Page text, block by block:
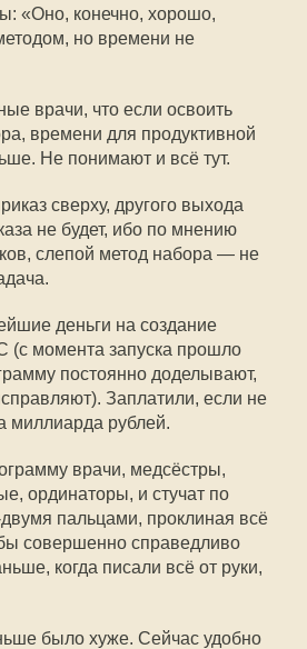
«Оно, конечно, хорошо,
но времени не
врачи, что если освоить
времени для продуктивной
Не понимают и всё тут.
сверху, другого выхода
не будет, ибо по мнению
слепой метод набора — не
деньги на создание
момента запуска прошло
постоянно доделывают,
Заплатили, если не
миллиарда рублей.
врачи, медсёстры,
ординаторы, и стучат по
пальцами, проклиная всё
совершенно справедливо
когда писали всё от руки,
было хуже. Сейчас удобно